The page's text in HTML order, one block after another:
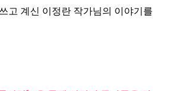
고 계신 이정란 작가님의 이야기를